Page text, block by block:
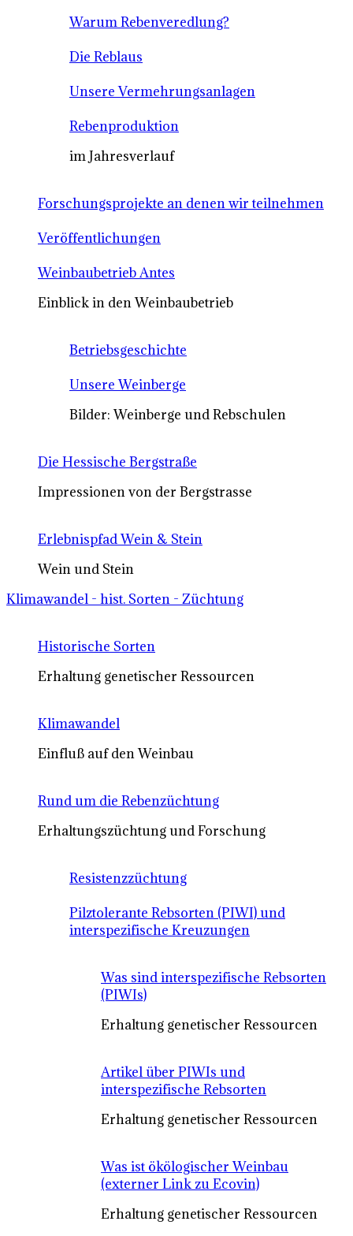
Warum Rebenveredlung?
Die Reblaus
Unsere Vermehrungsanlagen
Rebenproduktion
im Jahresverlauf
Forschungsprojekte an denen wir teilnehmen
Veröffentlichungen
Weinbaubetrieb Antes
Einblick in den Weinbaubetrieb
Betriebsgeschichte
Unsere Weinberge
Bilder: Weinberge und Rebschulen
Die Hessische Bergstraße
Impressionen von der Bergstrasse
Erlebnispfad Wein & Stein
Wein und Stein
Klimawandel - hist. Sorten - Züchtung
Historische Sorten
Erhaltung genetischer Ressourcen
Klimawandel
Einfluß auf den Weinbau
Rund um die Rebenzüchtung
Erhaltungszüchtung und Forschung
Resistenzzüchtung
Pilztolerante Rebsorten (PIWI) und
interspezifische Kreuzungen
Was sind interspezifische Rebsorten
(PIWIs)
Erhaltung genetischer Ressourcen
Artikel über PIWIs und
interspezifische Rebsorten
Erhaltung genetischer Ressourcen
Was ist ökölogischer Weinbau
(externer Link zu Ecovin)
Erhaltung genetischer Ressourcen